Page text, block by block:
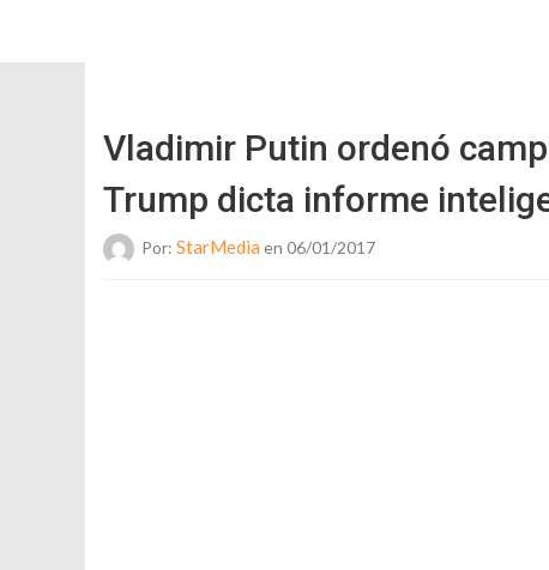
Vladimir Putin ordenó
Trump dicta informe
Por: StarMedia en 06/01/2017